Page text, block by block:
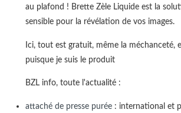
au plafond ! Brette Zèle Liquide est la
sensible pour la révélation de vos images.
Ici, tout est gratuit, même la méchanceté,
puisque je suis le produit
BZL info, toute l'actualité :
attaché de presse purée: international et